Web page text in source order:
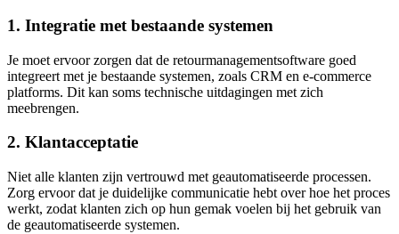
1. Integratie met bestaande systemen
Je moet ervoor zorgen dat de retourmanagementsoftware goed
integreert met je bestaande systemen, zoals CRM en e-commerce
platforms. Dit kan soms technische uitdagingen met zich
meebrengen.
2. Klantacceptatie
Niet alle klanten zijn vertrouwd met geautomatiseerde processen.
Zorg ervoor dat je duidelijke communicatie hebt over hoe het proces
werkt, zodat klanten zich op hun gemak voelen bij het gebruik van
de geautomatiseerde systemen.